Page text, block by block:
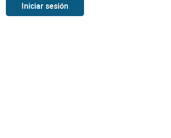
Iniciar sesión